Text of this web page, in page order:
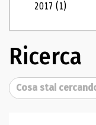
2017(1)
Ricerca
Cerca